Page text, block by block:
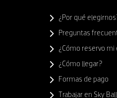
¿Por qué
Preguntas
¿Cómo reservo mi
¿Cómo llegar?
Formas de pago
Trabajar en Sky